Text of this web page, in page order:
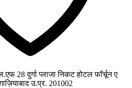
28 दुर्गा प्लाजा निकट होटल फॉर्चून ए
उ.प्र. 201002